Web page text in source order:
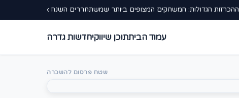
ההכרזות הגדולות: המשחקים המצופים ביותר שמשתחררים השנה ›
עמוד הביתתוכן שיווקיחדשות גדרה
שטח פרסום להשכרה